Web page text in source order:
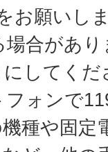
お願いし
合があ
してくだ
ォンで
種や固定